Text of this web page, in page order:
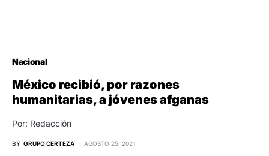
Nacional
México recibió, por razones
humanitarias, a jóvenes afganas
Por: Redacción
BY GRUPO CERTEZA AGOSTO 25, 2021